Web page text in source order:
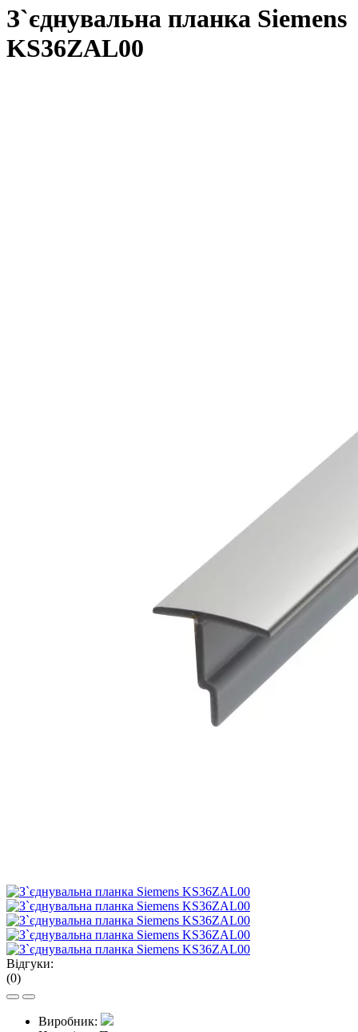
З`єднувальна планка Siemens
KS36ZAL00
Відгуки:
(0)
Виробник: